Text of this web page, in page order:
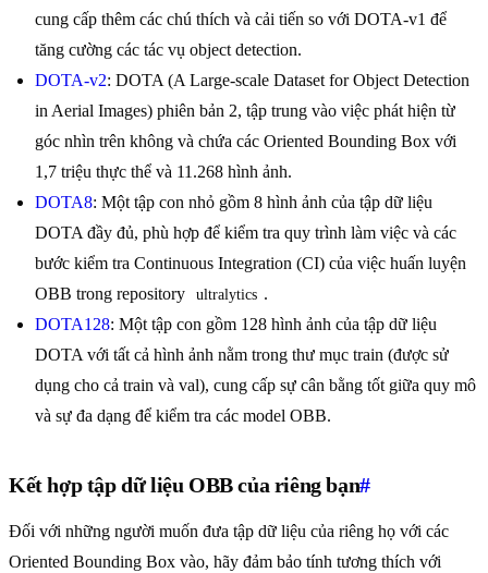
cung cấp thêm các chú thích và cải tiến so với DOTA-v1 để
tăng cường các tác vụ object detection.
DOTA-v2: DOTA (A Large-scale Dataset for Object Detection
in Aerial Images) phiên bản 2, tập trung vào việc phát hiện từ
góc nhìn trên không và chứa các Oriented Bounding Box với
1,7 triệu thực thể và 11.268 hình ảnh.
DOTA8: Một tập con nhỏ gồm 8 hình ảnh của tập dữ liệu
DOTA đầy đủ, phù hợp để kiểm tra quy trình làm việc và các
bước kiểm tra Continuous Integration (CI) của việc huấn luyện
OBB trong repository
ultralytics .
DOTA128: Một tập con gồm 128 hình ảnh của tập dữ liệu
DOTA với tất cả hình ảnh nằm trong thư mục train (được sử
dụng cho cả train và val), cung cấp sự cân bằng tốt giữa quy mô
và sự đa dạng để kiểm tra các model OBB.
Kết hợp tập dữ liệu OBB của riêng bạn#
Đối với những người muốn đưa tập dữ liệu của riêng họ với các
Oriented Bounding Box vào, hãy đảm bảo tính tương thích với